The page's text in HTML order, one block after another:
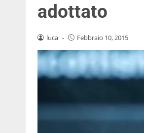
adottato
luca - Febbraio 10, 2015